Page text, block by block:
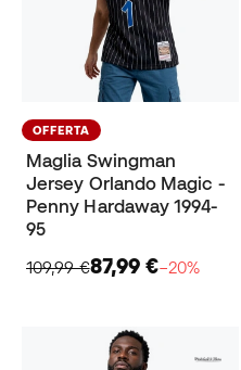
OFFERTA
Maglia Swingman
Jersey Orlando Magic -
Penny Hardaway 1994-
95
109,99 €87,99 €−20%